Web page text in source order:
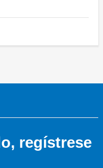
regístrese